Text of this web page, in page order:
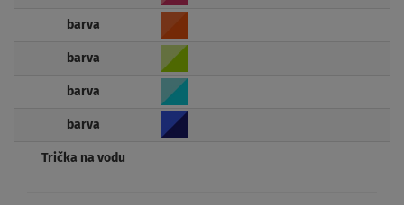
barva
barva
barva
barva
Trička na vodu